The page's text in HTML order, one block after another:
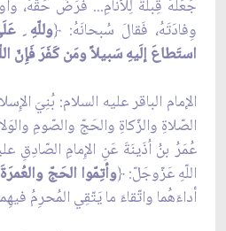
جَعَلَهُ قِبلَةً لِلأَنامِ... فَرَضَ حَقّهُ،
وِفادَتَهُ، فَقالَ سُبحانَهُ: ﴿وللّهِ
استَطاعَ إلَيهِ سَبيلاً ومَن كَفَرَ فَإِنّ
الإمام الباقر عليه السلام: بُنِيَ
الصّلاةِ والزّكاةِ والحَجّ والصّومِ
عُمَرُ بنُ اُذَينَةَ عَنِ الإِمامِ الصّادِقِ
اللّهِ عَزّوجَلّ:﴿وأتِمّوا الحَجّ
أداءَهُما واتّقاءَ ما يَتّقِي المُحرِمُ